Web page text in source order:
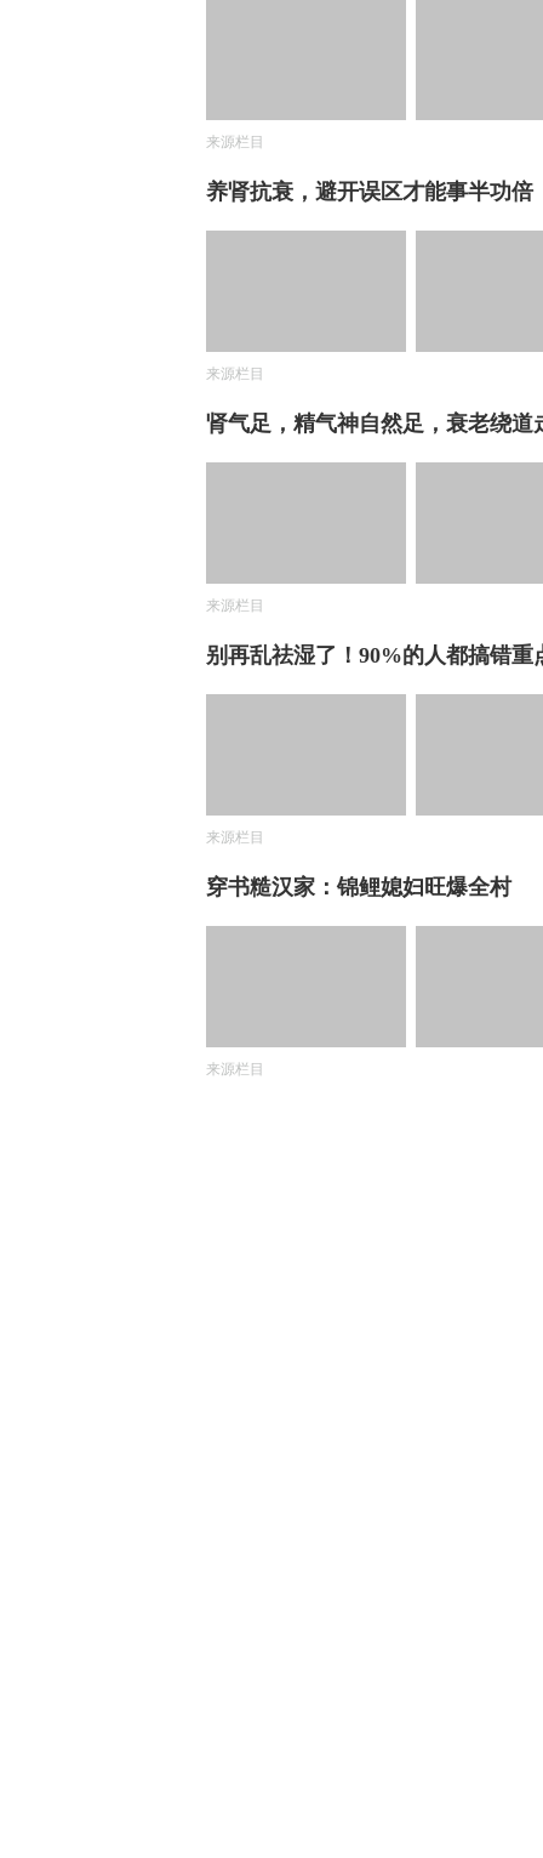
来源栏目
养肾抗衰，避开误区才能事半功倍
来源栏目
肾气足，精气神自然足，衰老绕道
来源栏目
别再乱祛湿了！90%的人都搞错重
来源栏目
穿书糙汉家：锦鲤媳妇旺爆全村
来源栏目